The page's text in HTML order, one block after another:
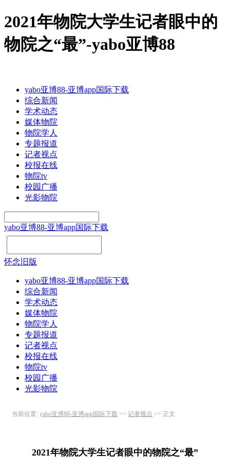
2021年物院大学生记者眼中的
物院之“最”-yabo亚博88
yabo亚博88-亚博app国际下载
综合新闻
学术动态
媒体物院
物院学人
专题报道
记者视点
校报在线
物院tv
校园广播
光影物院
yabo亚博88-亚博app国际下载
怀念旧版
yabo亚博88-亚博app国际下载
综合新闻
学术动态
媒体物院
物院学人
专题报道
记者视点
校报在线
物院tv
校园广播
光影物院
当前位置: yabo亚博88-亚博app国际下载 >> 记者视点 >> 正文
2021年物院大学生记者眼中的物院之“最”